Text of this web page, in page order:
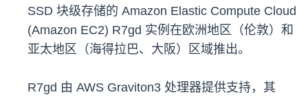
SSD 块级存储的 Amazon Elastic Compute Cloud
(Amazon EC2) R7gd 实例在欧洲地区（伦敦）和
亚太地区（海得拉巴、大阪）区域推出。
R7gd 由 AWS Graviton3 处理器提供支持，其